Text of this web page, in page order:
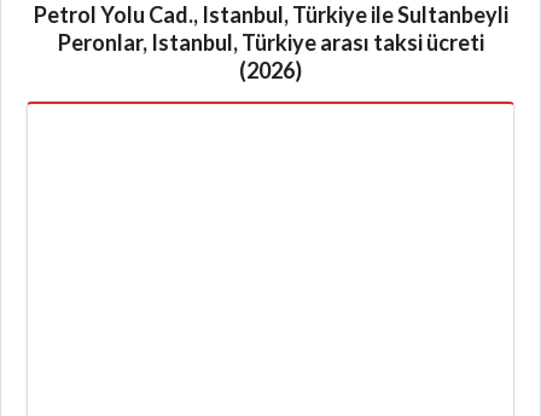
Petrol Yolu Cad., Istanbul, Türkiye ile Sultanbeyli
Peronlar, Istanbul, Türkiye arası taksi ücreti
(2026)